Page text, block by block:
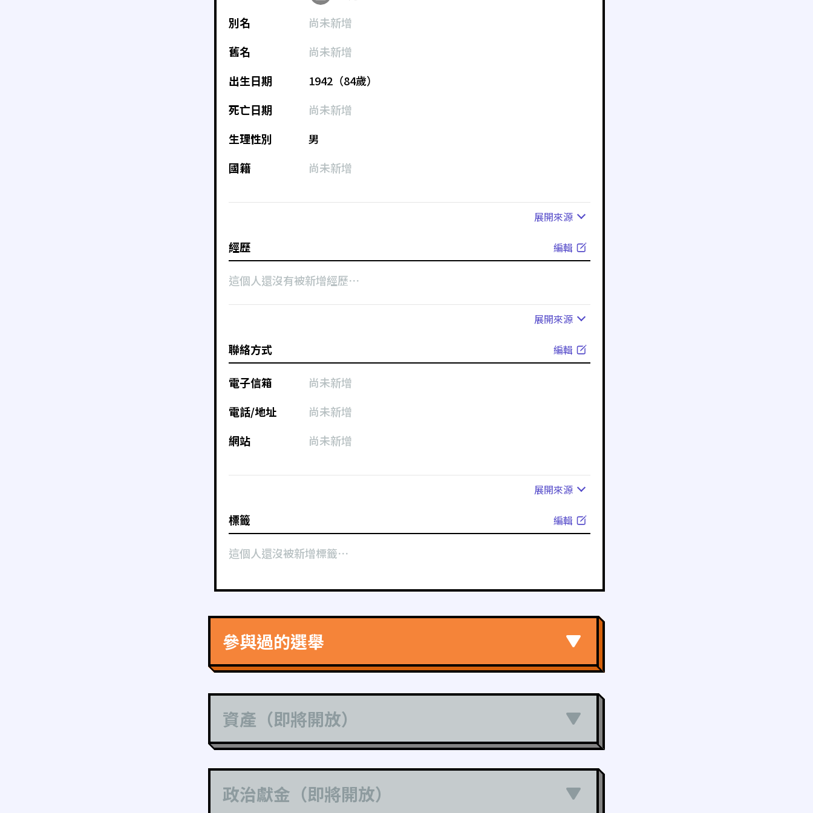
別名
尚未新增
舊名
尚未新增
出生日期
1942（84歲）
死亡日期
尚未新增
生理性別
男
國籍
尚未新增
展開來源
經歷 編輯
這個人還沒有被新增經歷⋯
展開來源
聯絡方式 編輯
電子信箱
尚未新增
電話/地址
尚未新增
網站
尚未新增
展開來源
標籤 編輯
這個人還沒被新增標籤⋯
參與過的選舉
資產（即將開放）
政治獻金（即將開放）